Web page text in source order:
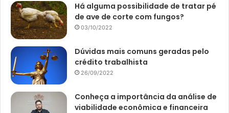
Há alguma possibilidade de tratar pé
de ave de corte com fungos?
03/10/2022
Dúvidas mais comuns geradas pelo
crédito trabalhista
26/09/2022
Conheça a importância da análise de
viabilidade econômica e financeira